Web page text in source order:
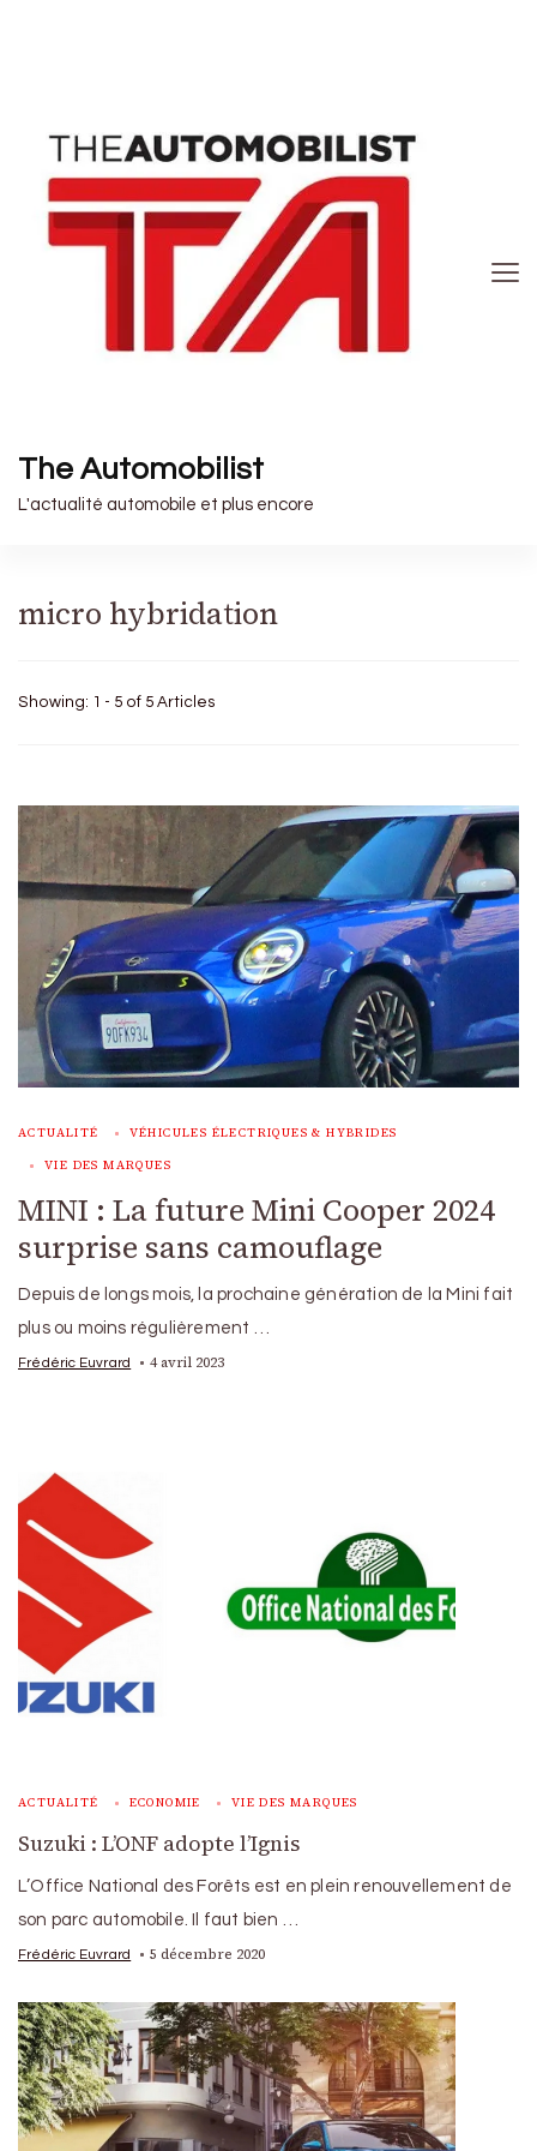
The Automobilist
L'actualité automobile et plus encore
micro hybridation
Showing: 1 - 5 of 5 Articles
ACTUALITÉ VÉHICULES ÉLECTRIQUES & HYBRIDES
VIE DES MARQUES
MINI : La future Mini Cooper 2024
surprise sans camouflage
Depuis de longs mois, la prochaine génération de la Mini fait
plus ou moins régulièrement …
Frédéric Euvrard 4 avril 2023
ACTUALITÉ ECONOMIE VIE DES MARQUES
Suzuki : L’ONF adopte l’Ignis
L’Office National des Forêts est en plein renouvellement de
son parc automobile. Il faut bien …
Frédéric Euvrard 5 décembre 2020